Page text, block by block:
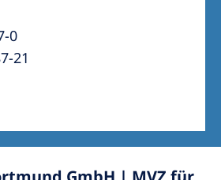
0
21